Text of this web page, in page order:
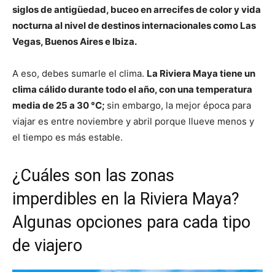
siglos de antigüedad, buceo en arrecifes de color y vida
nocturna al nivel de destinos internacionales como Las
Vegas, Buenos Aires e Ibiza.
A eso, debes sumarle el clima. La Riviera Maya tiene un
clima cálido durante todo el año, con una temperatura
media de 25 a 30 °C; sin embargo, la mejor época para
viajar es entre noviembre y abril porque llueve menos y
el tiempo es más estable.
¿Cuáles son las zonas
imperdibles en la Riviera Maya?
Algunas opciones para cada tipo
de viajero